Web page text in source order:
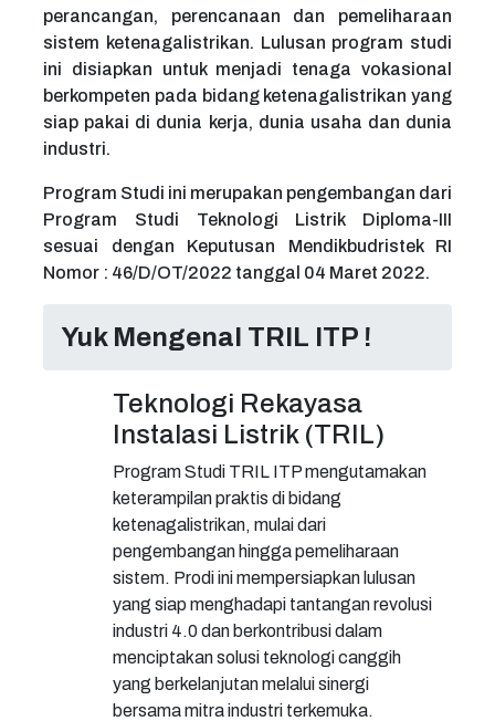
perancangan, perencanaan dan pemeliharaan
sistem ketenagalistrikan. Lulusan program studi
ini disiapkan untuk menjadi tenaga vokasional
berkompeten pada bidang ketenagalistrikan yang
siap pakai di dunia kerja, dunia usaha dan dunia
industri.
Program Studi ini merupakan pengembangan dari
Program Studi Teknologi Listrik Diploma-III
sesuai dengan Keputusan Mendikbudristek RI
Nomor : 46/D/OT/2022 tanggal 04 Maret 2022.
Yuk Mengenal TRIL ITP !
Teknologi Rekayasa
Instalasi Listrik (TRIL)
Program Studi TRIL ITP mengutamakan
keterampilan praktis di bidang
ketenagalistrikan, mulai dari
pengembangan hingga pemeliharaan
sistem. Prodi ini mempersiapkan lulusan
yang siap menghadapi tantangan revolusi
industri 4.0 dan berkontribusi dalam
menciptakan solusi teknologi canggih
yang berkelanjutan melalui sinergi
bersama mitra industri terkemuka.